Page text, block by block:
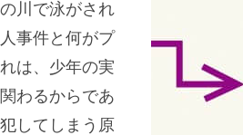
川で泳がされ
事件と何がプ
は、少年の実
わるからであ
してしまう原